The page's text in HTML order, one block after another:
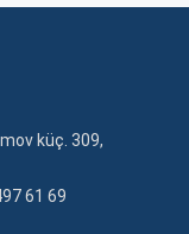
küç. 309,
61 69